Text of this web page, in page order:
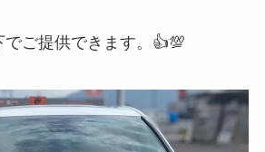
ご提供できます。👍💯